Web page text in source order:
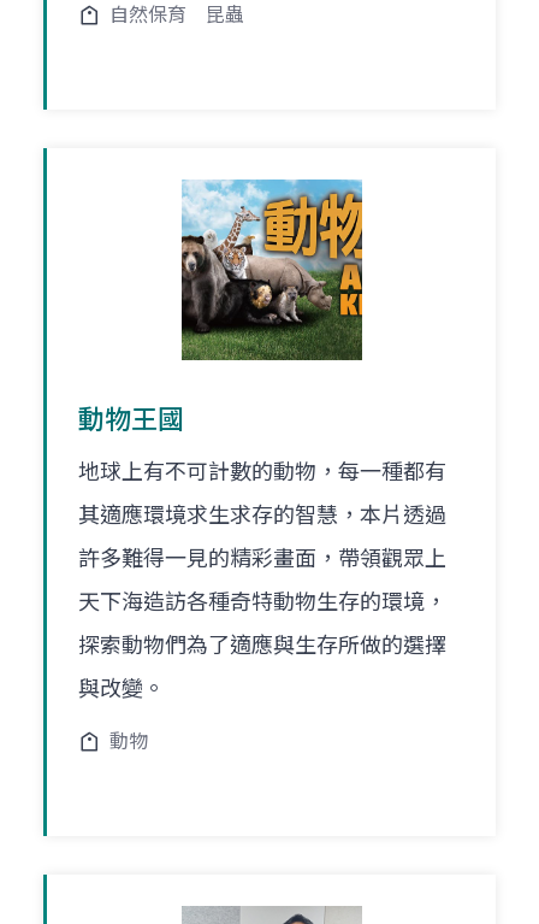
自然保育 昆蟲
動物王國
地球上有不可計數的動物，每一種都有
其適應環境求生求存的智慧，本片透過
許多難得一見的精彩畫面，帶領觀眾上
天下海造訪各種奇特動物生存的環境，
探索動物們為了適應與生存所做的選擇
與改變。
動物